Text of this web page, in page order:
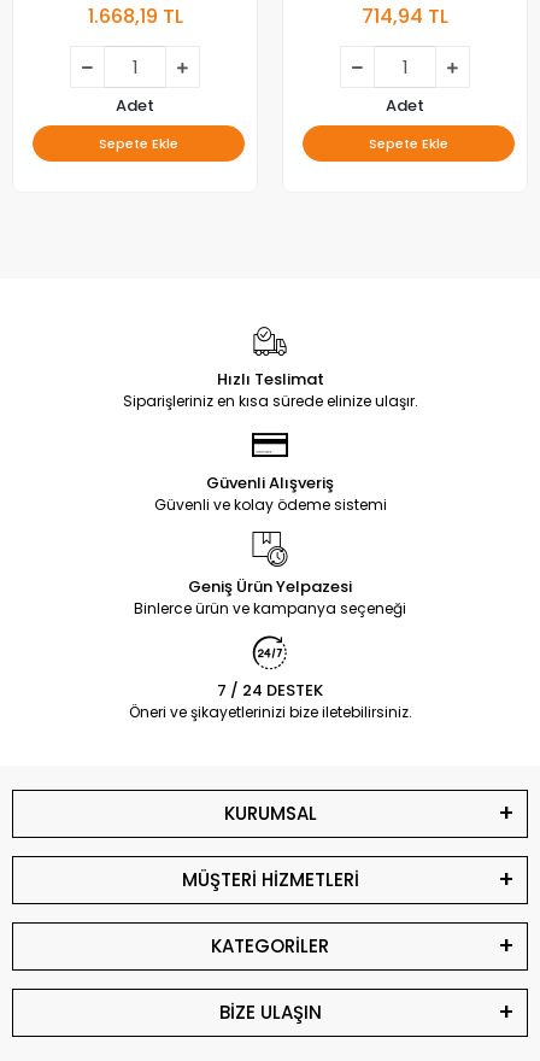
55LJ55_FHD_A,
55LJ55_FHD_B, LED BAR
1.668,19 TL
Adet
Sepete Ekle
BACKLIGHT, 6916L-1259A,
1261A,6916L-1262A,
LC470DUE-SFU1
714,94 TL
Adet
Sepete Ekle
Hızlı Teslimat
Siparişleriniz en kısa sürede elinize ulaşır.
Güvenli Alışveriş
Güvenli ve kolay ödeme sistemi
Geniş Ürün Yelpazesi
Binlerce ürün ve kampanya seçeneği
7 / 24 DESTEK
Öneri ve şikayetlerinizi bize iletebilirsiniz.
KURUMSAL
MÜŞTERİ HİZMETLERİ
KATEGORİLER
BİZE ULAŞIN